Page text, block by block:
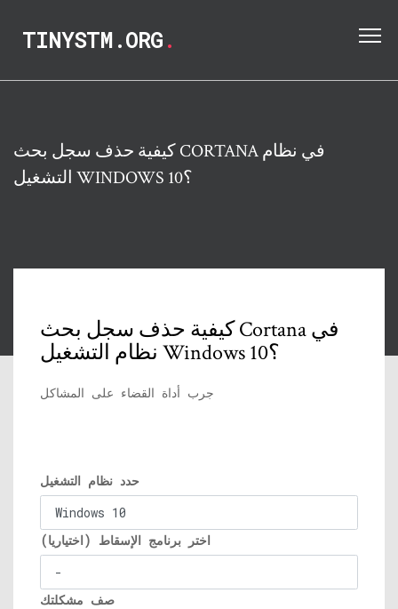
TINYSTM.ORG.
كيفية حذف سجل بحث CORTANA في نظام
التشغيل WINDOWS 10؟
كيفية حذف سجل بحث Cortana في
نظام التشغيل Windows 10؟
جرب أداة القضاء على المشاكل
حدد نظام التشغيل
اختر برنامج الإسقاط (اختياريا)
صف مشكلتك